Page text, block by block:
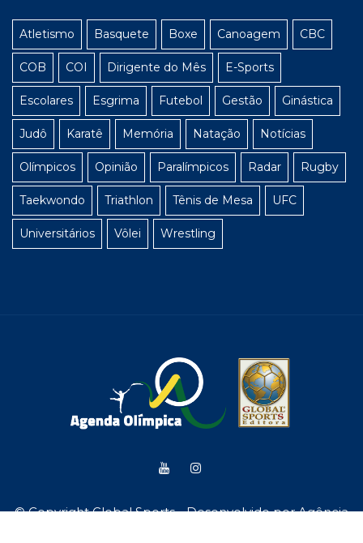
Atletismo Basquete Boxe Canoagem CBC
COB COI Dirigente do Mês E-Sports
Escolares Esgrima Futebol Gestão Ginástica
Judô Karatê Memória Natação Notícias
Olímpicos Opinião Paralímpicos Radar Rugby
Taekwondo Triathlon Tênis de Mesa UFC
Universitários Vôlei Wrestling
© Copyright Global Sports - Desenvolvido porAgência